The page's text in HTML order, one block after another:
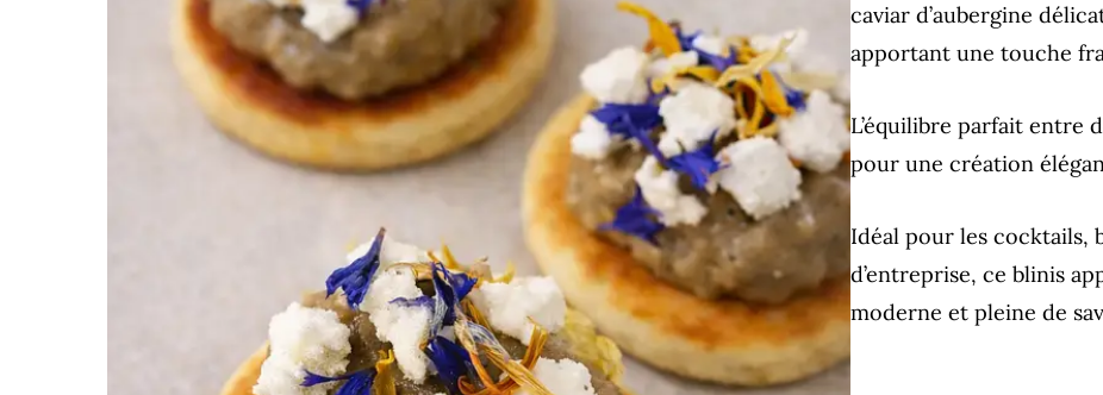
caviar d’aubergine
apportant une touche
L’équilibre parfait entre
pour une création
Idéal pour les cocktails,
d’entreprise, ce blinis
moderne et pleine de